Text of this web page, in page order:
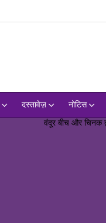
दस्तावेज़ नोटिस